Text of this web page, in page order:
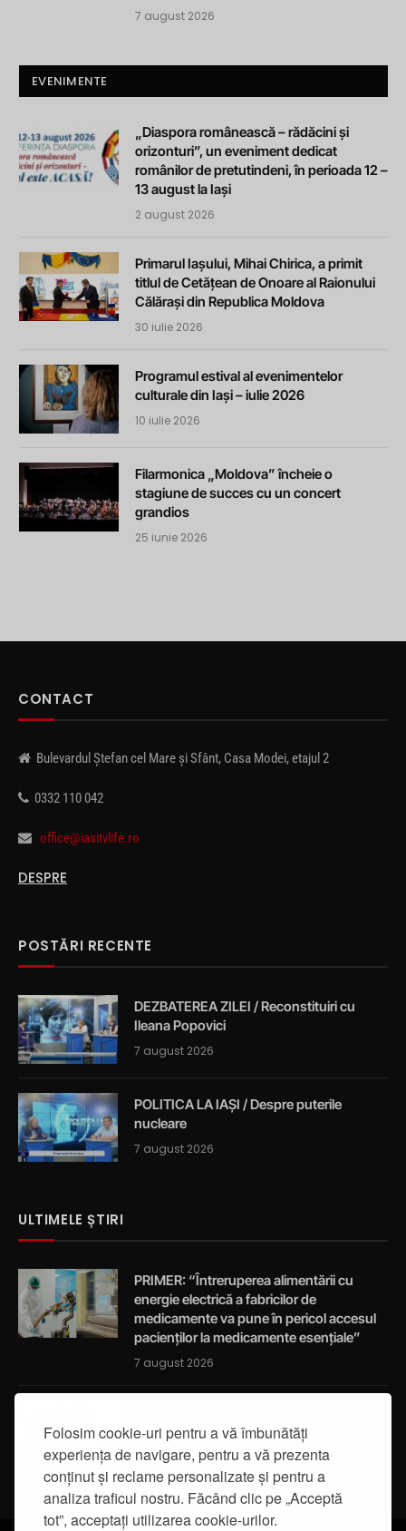
Folosim cookie-uri pentru a vă îmbunătăți
experiența de navigare, pentru a vă prezenta
conținut și reclame personalizate și pentru a
analiza traficul nostru. Făcând clic pe „Acceptă
tot”, acceptați utilizarea cookie-urilor.
7 august 2026
EVENIMENTE
„Diaspora românească – rădăcini și
orizonturi”, un eveniment dedicat
românilor de pretutindeni, în perioada 12 –
13 august la Iași
2 august 2026
Primarul Iașului, Mihai Chirica, a primit
titlul de Cetățean de Onoare al Raionului
Călărași din Republica Moldova
30 iulie 2026
Programul estival al evenimentelor
culturale din Iași – iulie 2026
10 iulie 2026
Filarmonica „Moldova” încheie o
stagiune de succes cu un concert
grandios
25 iunie 2026
CONTACT
Bulevardul Ștefan cel Mare și Sfânt, Casa Modei, etajul 2
0332 110 042
office@iasitvlife.ro
DESPRE
POSTĂRI RECENTE
DEZBATEREA ZILEI / Reconstituiri cu
Ileana Popovici
7 august 2026
POLITICA LA IAȘI / Despre puterile
nucleare
7 august 2026
ULTIMELE ȘTIRI
PRIMER: “Întreruperea alimentării cu
energie electrică a fabricilor de
medicamente va pune în pericol accesul
pacienților la medicamente esențiale”
7 august 2026
integrității
7 august 2026